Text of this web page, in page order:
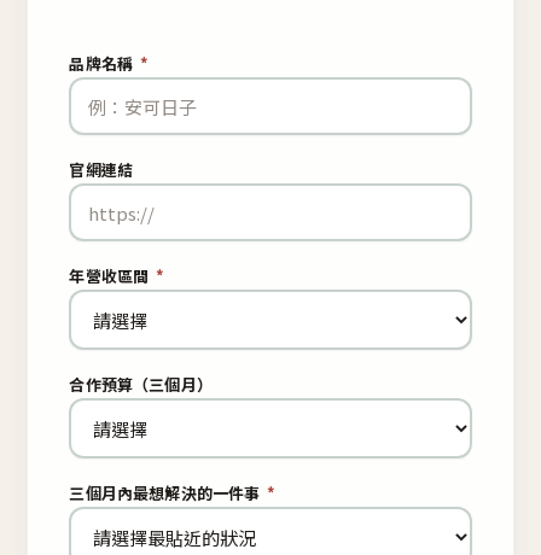
品牌名稱 *
官網連結
年營收區間 *
合作預算（三個月）
三個月內最想解決的一件事 *